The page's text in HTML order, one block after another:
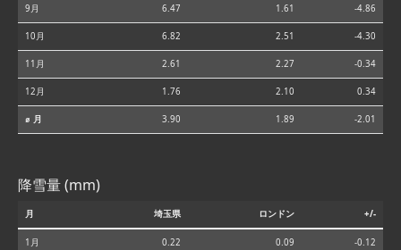
9月 6.47 1.61 -4.86
10月 6.82 2.51 -4.30
11月 2.61 2.27 -0.34
12月 1.76 2.10 0.34
⌀ 月 3.90 1.89 -2.01
降雪量 (mm)
月 埼玉県 ロンドン +/-
1月 0.22 0.09 -0.12